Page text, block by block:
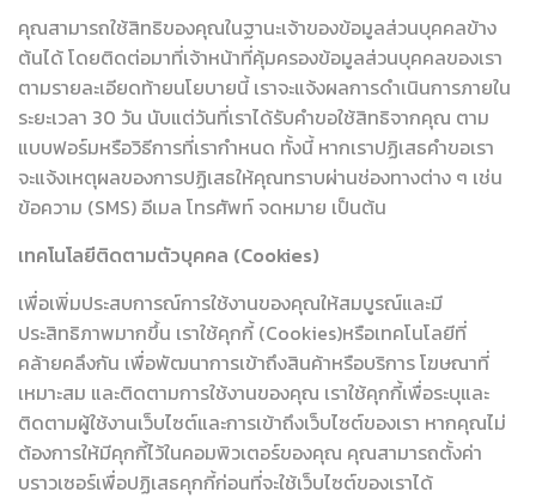
คุณสามารถใช้สิทธิของคุณในฐานะเจ้าของข้อมูลส่วนบุคคลข้าง
ต้นได้ โดยติดต่อมาที่เจ้าหน้าที่คุ้มครองข้อมูลส่วนบุคคลของเรา
ตามรายละเอียดท้ายนโยบายนี้ เราจะแจ้งผลการดำเนินการภายใน
ระยะเวลา 30 วัน นับแต่วันที่เราได้รับคำขอใช้สิทธิจากคุณ ตาม
แบบฟอร์มหรือวิธีการที่เรากำหนด ทั้งนี้ หากเราปฏิเสธคำขอเรา
จะแจ้งเหตุผลของการปฏิเสธให้คุณทราบผ่านช่องทางต่าง ๆ เช่น
ข้อความ (SMS) อีเมล โทรศัพท์ จดหมาย เป็นต้น
เทคโนโลยีติดตามตัวบุคคล (Cookies)
เพื่อเพิ่มประสบการณ์การใช้งานของคุณให้สมบูรณ์และมี
ประสิทธิภาพมากขึ้น เราใช้คุกกี้ (Cookies)หรือเทคโนโลยีที่
คล้ายคลึงกัน เพื่อพัฒนาการเข้าถึงสินค้าหรือบริการ โฆษณาที่
เหมาะสม และติดตามการใช้งานของคุณ เราใช้คุกกี้เพื่อระบุและ
ติดตามผู้ใช้งานเว็บไซต์และการเข้าถึงเว็บไซต์ของเรา หากคุณไม่
ต้องการให้มีคุกกี้ไว้ในคอมพิวเตอร์ของคุณ คุณสามารถตั้งค่า
บราวเซอร์เพื่อปฏิเสธคุกกี้ก่อนที่จะใช้เว็บไซต์ของเราได้